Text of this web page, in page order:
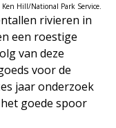
Hill/National Park Service.
rivieren in
een roestige
van deze
voor de
jaar onderzoek
goede spoor